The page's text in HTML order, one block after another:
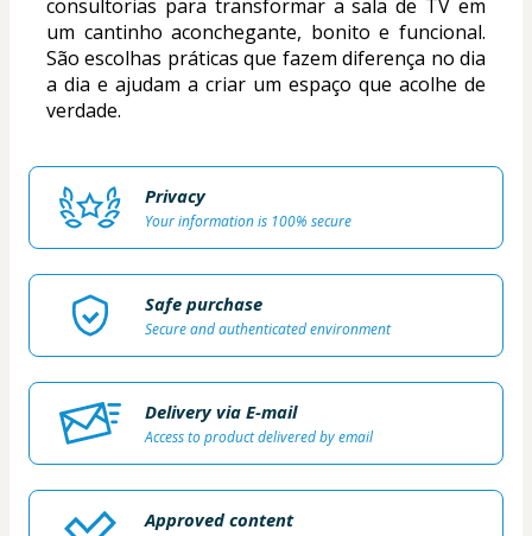
consultorias para transformar a sala de TV em
um cantinho aconchegante, bonito e funcional.
São escolhas práticas que fazem diferença no dia
a dia e ajudam a criar um espaço que acolhe de
verdade.
Privacy
Your information is 100% secure
Safe purchase
Secure and authenticated environment
Delivery via E-mail
Access to product delivered by email
Approved content